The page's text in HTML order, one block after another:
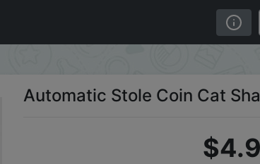
Automatic Stole Coin Cat